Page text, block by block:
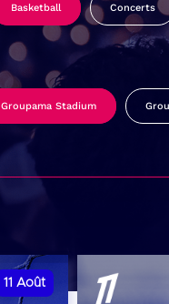
Basketball Concerts
Groupama Stadium
11 Août